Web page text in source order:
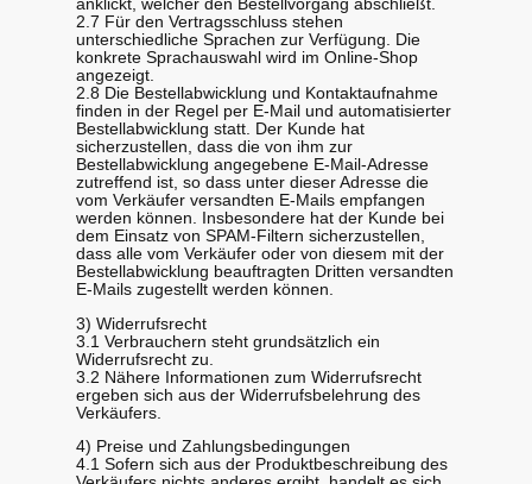
anklickt, welcher den Bestellvorgang abschließt.
2.7 Für den Vertragsschluss stehen
unterschiedliche Sprachen zur Verfügung. Die
konkrete Sprachauswahl wird im Online-Shop
angezeigt.
2.8 Die Bestellabwicklung und Kontaktaufnahme
finden in der Regel per E-Mail und automatisierter
Bestellabwicklung statt. Der Kunde hat
sicherzustellen, dass die von ihm zur
Bestellabwicklung angegebene E-Mail-Adresse
zutreffend ist, so dass unter dieser Adresse die
vom Verkäufer versandten E-Mails empfangen
werden können. Insbesondere hat der Kunde bei
dem Einsatz von SPAM-Filtern sicherzustellen,
dass alle vom Verkäufer oder von diesem mit der
Bestellabwicklung beauftragten Dritten versandten
E-Mails zugestellt werden können.
3) Widerrufsrecht
3.1 Verbrauchern steht grundsätzlich ein
Widerrufsrecht zu.
3.2 Nähere Informationen zum Widerrufsrecht
ergeben sich aus der Widerrufsbelehrung des
Verkäufers.
4) Preise und Zahlungsbedingungen
4.1 Sofern sich aus der Produktbeschreibung des